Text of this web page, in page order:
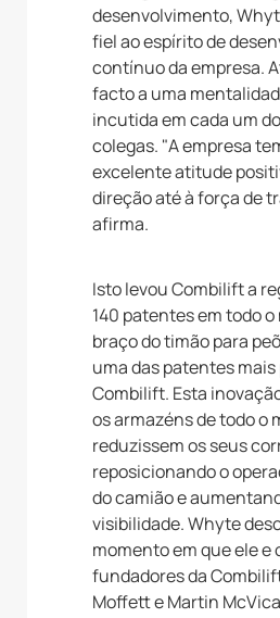
desenvolvimento,
fiel ao espírito de
contínuo da empresa.
facto a uma
incutida em cada um
colegas. "A empresa
excelente atitude
direção até à força de
afirma.
Isto levou Combilift a
140 patentes em todo o
braço do timão para
uma das patentes
Combilift. Esta
os armazéns de todo o
reduzissem os seus
reposicionando o
do camião e
visibilidade. Whyte
momento em que ele e
fundadores da
Moffett e Martin